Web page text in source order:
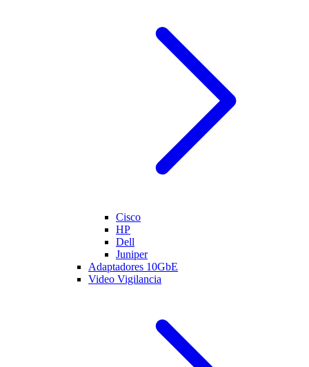
Cisco
HP
Dell
Juniper
Adaptadores 10GbE
Video Vigilancia